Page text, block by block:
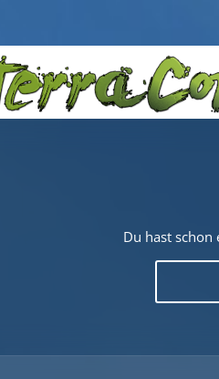
Du hast schon